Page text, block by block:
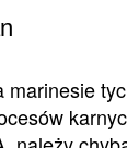
marinesie